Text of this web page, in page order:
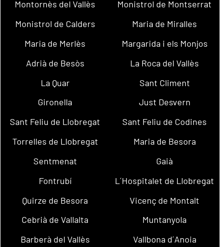
Montornès del Vallès
Monistrol de Montserrat
Monistrol de Calders
Maria de Miralles
Maria de Merlès
Margarida i els Monjos
Adrià de Besòs
La Roca del Vallès
La Quar
Sant Climent
Gironella
Just Desvern
Sant Feliu de Llobregat
Sant Feliu de Codines
Torrelles de Llobregat
Maria de Besora
Sentmenat
Gaià
Fontrubí
L´Hospitalet de Llobregat
Quirze de Besora
Vicenç de Montalt
Cebrià de Vallalta
Muntanyola
Barberà del Vallès
Vallbona d´Anoia